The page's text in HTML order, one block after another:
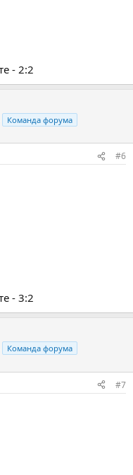
- 2:2
Команда форума
#6
- 3:2
Команда форума
#7